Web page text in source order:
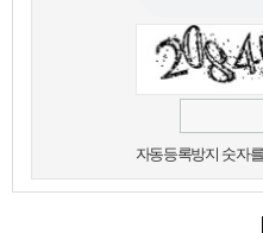
자동등록방지 숫자